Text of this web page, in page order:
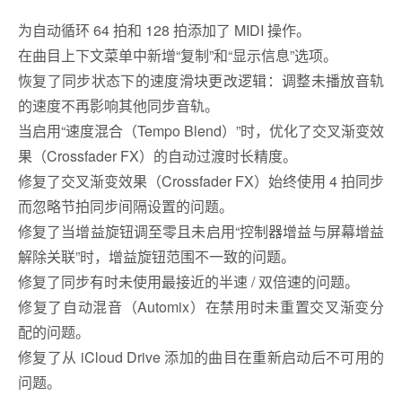
为自动循环 64 拍和 128 拍添加了 MIDI 操作。
在曲目上下文菜单中新增“复制”和“显示信息”选项。
恢复了同步状态下的速度滑块更改逻辑：调整未播放音轨
的速度不再影响其他同步音轨。
当启用“速度混合（Tempo Blend）”时，优化了交叉渐变效
果（Crossfader FX）的自动过渡时长精度。
修复了交叉渐变效果（Crossfader FX）始终使用 4 拍同步
而忽略节拍同步间隔设置的问题。
修复了当增益旋钮调至零且未启用“控制器增益与屏幕增益
解除关联”时，增益旋钮范围不一致的问题。
修复了同步有时未使用最接近的半速 / 双倍速的问题。
修复了自动混音（Automix）在禁用时未重置交叉渐变分
配的问题。
修复了从 iCloud Drive 添加的曲目在重新启动后不可用的
问题。